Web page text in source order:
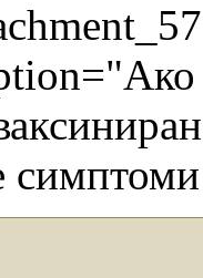
симптоми